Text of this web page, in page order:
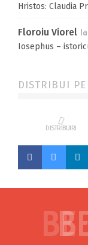
Hristos: Claudia
Floroiu Viorel la
Iosephus –
DISTRIBUI PE
DISTRIBUIRI
BE